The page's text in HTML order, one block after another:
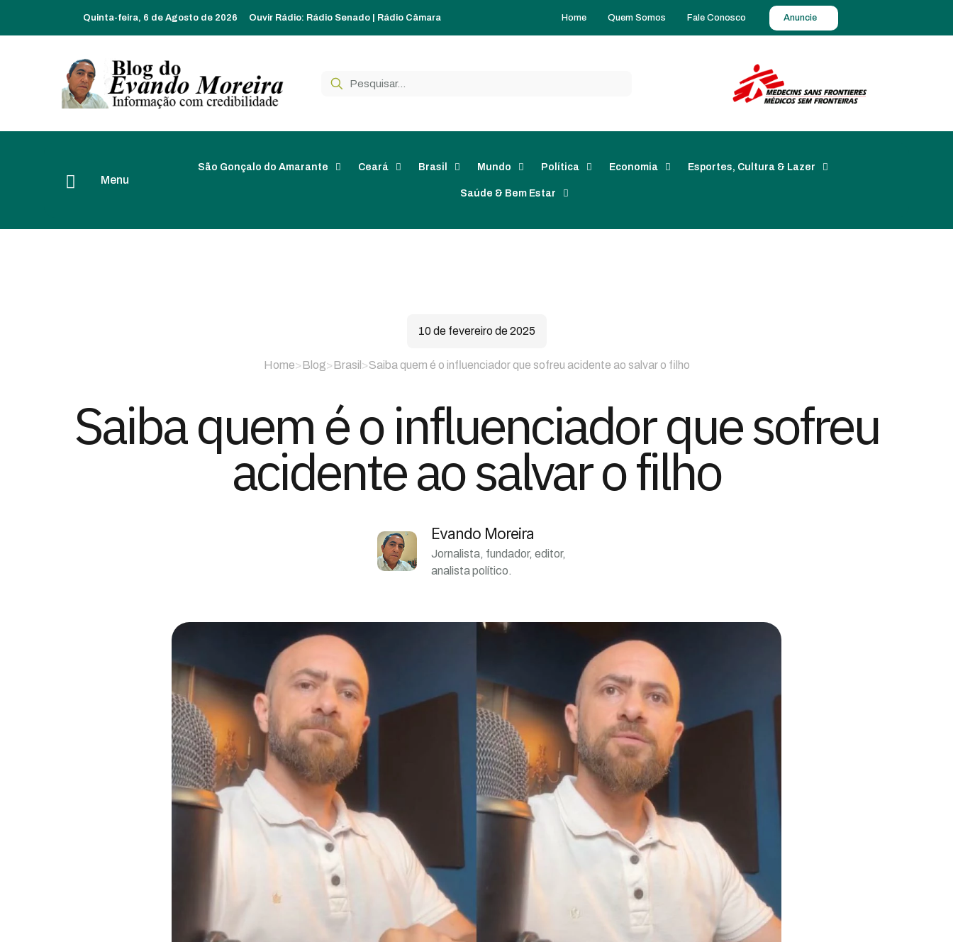
Quinta-feira, 6 de Agosto de 2026 Ouvir Rádio: Rádio Senado Rádio Câmara Home Quem Somos Fale Conosco Anuncie
Menu
São Gonçalo do Amarante Ceará Brasil Mundo Política Economia Esportes, Cultura & Lazer
Saúde & Bem Estar
10 de fevereiro de 2025
Home> Blog> Brasil >Saiba quem é o influenciador que sofreu acidente ao salvar o filho
Saiba quem é o influenciador que sofreu
acidente ao salvar o filho
Evando Moreira
Jornalista, fundador, editor,
analista político.